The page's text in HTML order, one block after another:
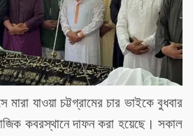
মারা যাওয়া চট্টগ্রামের চার ভাইকে বুধবার
কবরস্থানে দাফন করা হয়েছে। সকাল